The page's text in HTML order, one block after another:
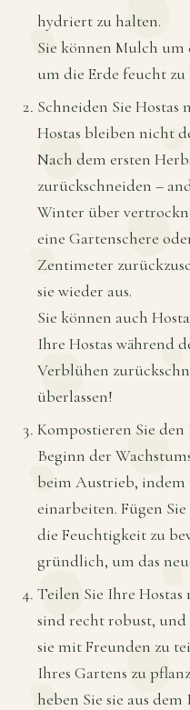
hydriert zu halten.
Sie können Mulch um
um die Erde feucht zu
Schneiden Sie Hostas
Hostas bleiben nicht
Nach dem ersten
zurückschneiden –
Winter über
eine Gartenschere
Zentimeter
sie wieder aus.
Sie können auch
Ihre Hostas während
Verblühen
überlassen!
Kompostieren Sie
Beginn der
beim Austrieb, indem
einarbeiten. Fügen
die Feuchtigkeit zu
gründlich, um das
Teilen Sie Ihre Hostas
sind recht robust, und
sie mit Freunden zu
Ihres Gartens zu
heben Sie sie aus